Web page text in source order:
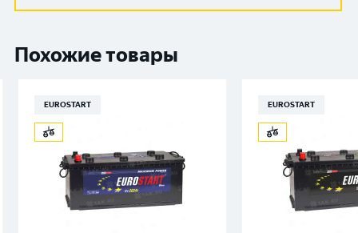
Похожие товары
EUROSTART EUROSTART